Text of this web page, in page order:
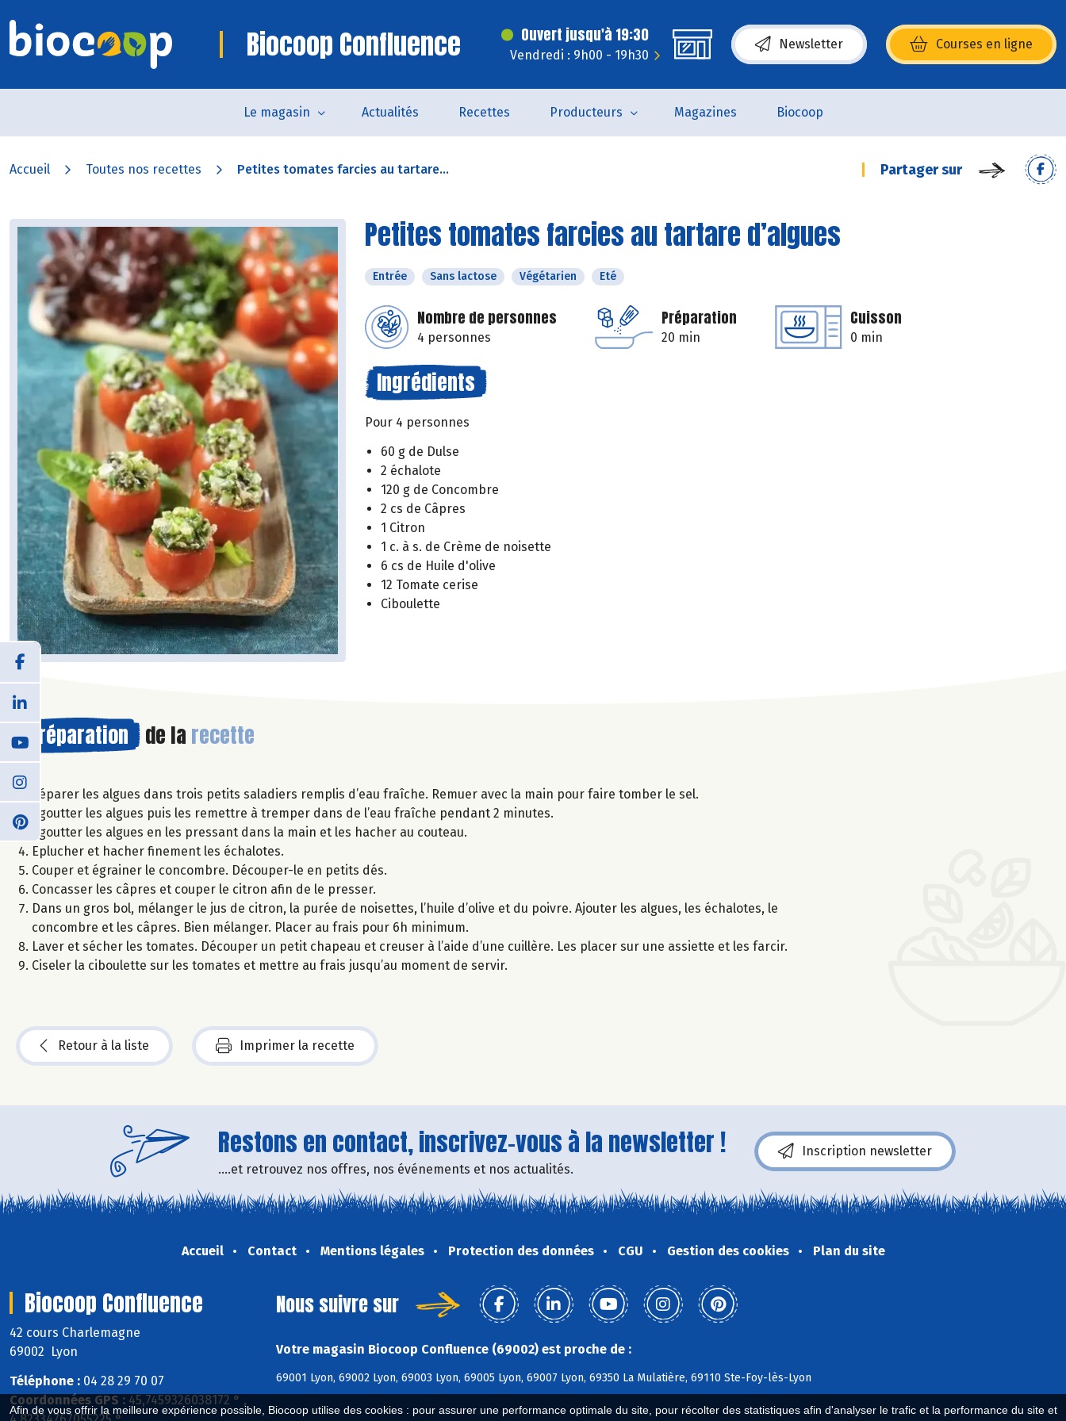
Afin de vous offrir la meilleure expérience possible, Biocoop utilise des cookies : pour assurer une performance optimale du site, pour récolter des statistiques afin d'analyser le trafic et la performance du site et
Biocoop Confluence Ouvert jusqu'à 19:30
Vendredi : 9h00 - 19h30
Newsletter Courses en ligne
(s’ouvre dans une nouvelle fenêtre)
Le magasin Actualités Recettes Producteurs Magazines Biocoop
Accueil Toutes nos recettes Petites tomates farcies au tartare... Partager sur
Petites tomates farcies au tartare d’algues
Entrée Sans lactose Végétarien Eté
Nombre de personnes
4 personnes
Préparation
20 min
Cuisson
0 min
Ingrédients
Pour 4 personnes
60 g de Dulse
2 échalote
120 g de Concombre
2 cs de Câpres
1 Citron
1 c. à s. de Crème de noisette
6 cs de Huile d'olive
12 Tomate cerise
Ciboulette
Préparation de la recette
Séparer les algues dans trois petits saladiers remplis d’eau fraîche. Remuer avec la main pour faire tomber le sel.
Egoutter les algues puis les remettre à tremper dans de l’eau fraîche pendant 2 minutes.
Egoutter les algues en les pressant dans la main et les hacher au couteau.
Eplucher et hacher finement les échalotes.
Couper et égrainer le concombre. Découper-le en petits dés.
Concasser les câpres et couper le citron afin de le presser.
Dans un gros bol, mélanger le jus de citron, la purée de noisettes, l’huile d’olive et du poivre. Ajouter les algues, les échalotes, le
concombre et les câpres. Bien mélanger. Placer au frais pour 6h minimum.
Laver et sécher les tomates. Découper un petit chapeau et creuser à l’aide d’une cuillère. Les placer sur une assiette et les farcir.
Ciseler la ciboulette sur les tomates et mettre au frais jusqu’au moment de servir.
Retour à la liste Imprimer la recette
Restons en contact, inscrivez-vous à la newsletter !
....et retrouvez nos offres, nos événements et nos actualités.
Inscription newsletter
Accueil Contact Mentions légales Protection des données CGU Gestion des cookies Plan du site
Biocoop Confluence
42 cours Charlemagne
69002 Lyon
Téléphone : 04 28 29 70 07
Coordonnées GPS : 45,7459326038172 ° ,
Nous suivre sur
Votre magasin Biocoop Confluence (69002) est proche de :
69001 Lyon, 69002 Lyon, 69003 Lyon, 69005 Lyon, 69007 Lyon, 69350 La Mulatière, 69110 Ste-Foy-lès-Lyon